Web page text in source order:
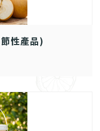
性產品)